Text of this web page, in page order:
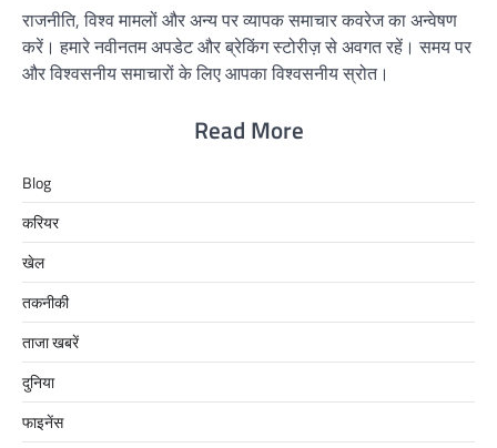
राजनीति, विश्व मामलों और अन्य पर व्यापक समाचार कवरेज का अन्वेषण
करें। हमारे नवीनतम अपडेट और ब्रेकिंग स्टोरीज़ से अवगत रहें। समय पर
और विश्वसनीय समाचारों के लिए आपका विश्वसनीय स्रोत।
Read More
Blog
करियर
खेल
तकनीकी
ताजा खबरें
दुनिया
फाइनेंस